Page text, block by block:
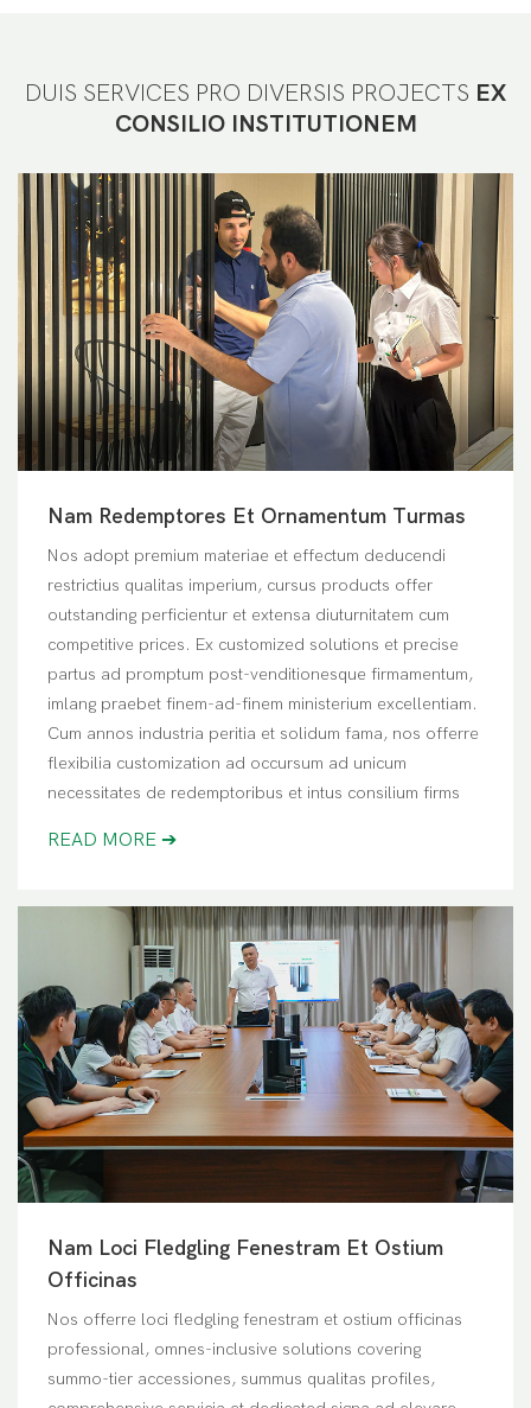
DUIS SERVICES PRO DIVERSIS PROJECTS EX
CONSILIO INSTITUTIONEM
Nam Redemptores Et Ornamentum Turmas
Nos adopt premium materiae et effectum deducendi
restrictius qualitas imperium, cursus products offer
outstanding perficientur et extensa diuturnitatem cum
competitive prices. Ex customized solutions et precise
partus ad promptum post-venditionesque firmamentum,
imlang praebet finem-ad-finem ministerium excellentiam.
Cum annos industria peritia et solidum fama, nos offerre
flexibilia customization ad occursum ad unicum
necessitates de redemptoribus et intus consilium firms
READ MORE ➔
Nam Loci Fledgling Fenestram Et Ostium
Officinas
Nos offerre loci fledgling fenestram et ostium officinas
professional, omnes-inclusive solutions covering
summo-tier accessiones, summus qualitas profiles,